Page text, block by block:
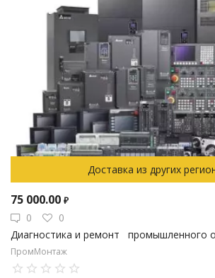
Доставка из других
75 000.00 ₽
0
0
Диагностика и ремонт промышленного
ПромМонтаж